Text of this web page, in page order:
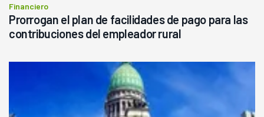
Financiero
Prorrogan el plan de facilidades de pago para las
contribuciones del empleador rural